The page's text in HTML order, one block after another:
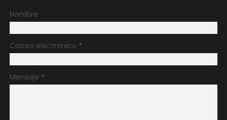
Nombre
Correo electrónico *
Mensaje *